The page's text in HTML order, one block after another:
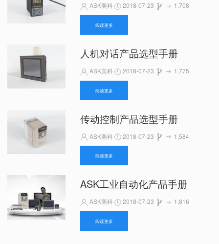
ASK美科 2018-07-23 1,708
阅读更多
人机对话产品选型手册
ASK美科 2018-07-23 1,775
阅读更多
传动控制产品选型手册
ASK美科 2018-07-23 1,584
阅读更多
ASK工业自动化产品手册
ASK美科 2018-07-23 1,816
阅读更多